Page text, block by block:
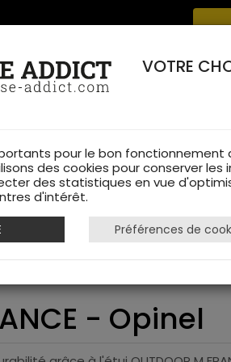
Livraison offerte à partir de 70
DANS LES VOSGES & SUR INTERNET
DE CHASSE RAYON FEMME
Etui OUTDOOR M FRANCE - Opinel
- Opinel
VOTRE
pour le bon fonctionnement
des cookies pour conserver
des statistiques en vue
d'intérêt.
Préférences de